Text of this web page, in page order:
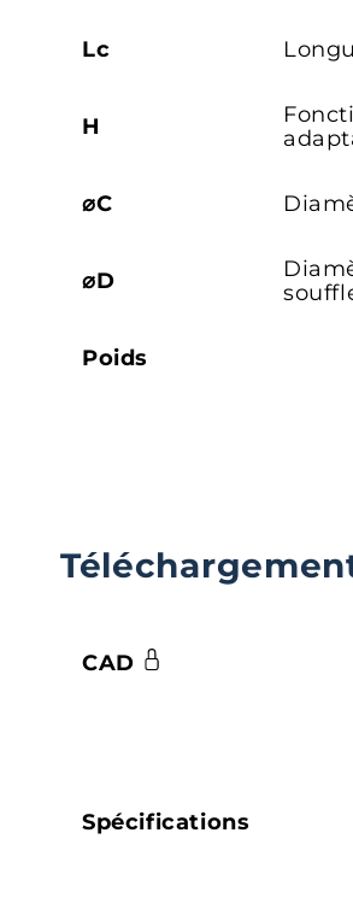
Lc
H
⌀C
⌀D
Poids
CAD
Spécifications